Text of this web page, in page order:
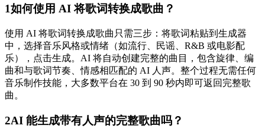
1如何使用 AI 将歌词转换成歌曲？
使用 AI 将歌词转换成歌曲只需三步：将歌词粘贴到生成器
中，选择音乐风格或情绪（如流行、民谣、R&B 或电影配
乐），点击生成。AI 将自动创建完整的曲目，包含旋律、编
曲和与歌词节奏、情感相匹配的 AI 人声。整个过程无需任何
音乐制作技能，大多数平台在 30 到 90 秒内即可返回完整歌
曲。
2AI 能生成带有人声的完整歌曲吗？